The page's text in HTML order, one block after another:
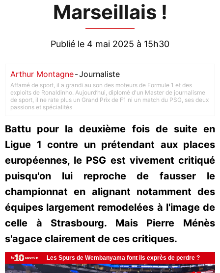
Marseillais !
Publié le 4 mai 2025 à 15h30
Arthur Montagne-Journaliste
Affamé de sport, il a grandi au son des moteurs de Formule 1 et des
exploits de Ronaldinho. Aujourd’hui, diplomé d'un Master de journalisme
de sport, il ne rate plus un Grand Prix de F1 ni un match du PSG, ses deux
passions et spécialités
Battu pour la deuxième fois de suite en
Ligue 1 contre un prétendant aux places
européennes, le PSG est vivement critiqué
puisqu'on lui reproche de fausser le
championnat en alignant notamment des
équipes largement remodelées à l'image de
celle à Strasbourg. Mais Pierre Ménès
s'agace clairement de ces critiques.